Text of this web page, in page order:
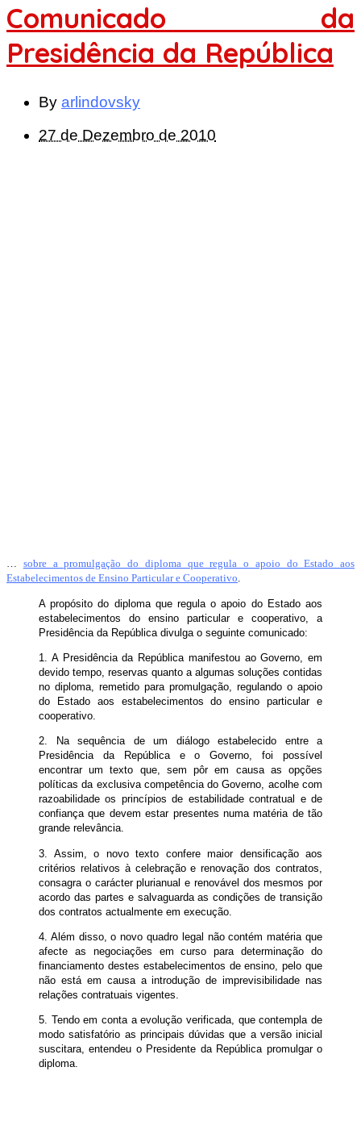
Comunicado da
Presidência da República
By arlindovsky
27 de Dezembro de 2010
… sobre a promulgação do diploma que regula o apoio do Estado aos
Estabelecimentos de Ensino Particular e Cooperativo.
A propósito do diploma que regula o apoio do Estado aos
estabelecimentos do ensino particular e cooperativo, a
Presidência da República divulga o seguinte comunicado:
1. A Presidência da República manifestou ao Governo, em
devido tempo, reservas quanto a algumas soluções contidas
no diploma, remetido para promulgação, regulando o apoio
do Estado aos estabelecimentos do ensino particular e
cooperativo.
2. Na sequência de um diálogo estabelecido entre a
Presidência da República e o Governo, foi possível
encontrar um texto que, sem pôr em causa as opções
políticas da exclusiva competência do Governo, acolhe com
razoabilidade os princípios de estabilidade contratual e de
confiança que devem estar presentes numa matéria de tão
grande relevância.
3. Assim, o novo texto confere maior densificação aos
critérios relativos à celebração e renovação dos contratos,
consagra o carácter plurianual e renovável dos mesmos por
acordo das partes e salvaguarda as condições de transição
dos contratos actualmente em execução.
4. Além disso, o novo quadro legal não contém matéria que
afecte as negociações em curso para determinação do
financiamento destes estabelecimentos de ensino, pelo que
não está em causa a introdução de imprevisibilidade nas
relações contratuais vigentes.
5. Tendo em conta a evolução verificada, que contempla de
modo satisfatório as principais dúvidas que a versão inicial
suscitara, entendeu o Presidente da República promulgar o
diploma.